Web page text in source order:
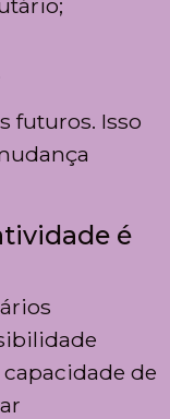
futuros. Isso
é
de